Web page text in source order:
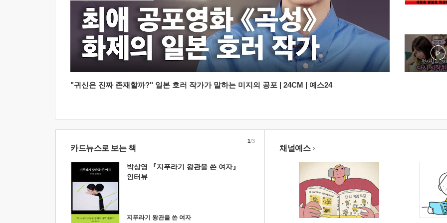
"귀신은 진짜 존재할까?" 일본 호러 작가가 말하는 미지의 공포 | 24CM | 예스24
카드뉴스로 보는 책
박상영 『지푸라기 왕관을 쓴 여자』
인터뷰
지푸라기 왕관을 쓴 여자
1/3
채널예스